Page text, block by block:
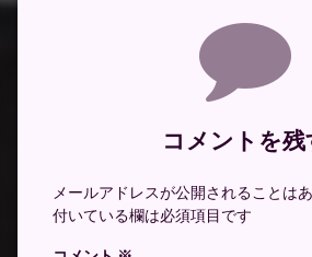
コメントを残
メールアドレスが公開されることはあ
付いている欄は必須項目です